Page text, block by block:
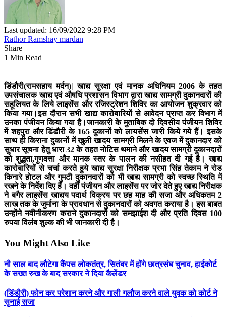
Last updated: 16/09/2022 9:28 PM
Rathor Ramshay mardan
Share
1 Min Read
डिंडौरी(रामसहाय मर्दन)|खाद्य सुरक्षा एवं मानक अधिनियम 2006 के तहत
उपसंचालक खाद्य एवं औषधि प्रशासन विभाग द्वारा खाद्य सामग्री दुकानदारों की
सहूलियत के लिये लाइसेंस और रजिस्ट्रेशन शिविर का आयोजन शुक्रवार को
किया गया।इस दौरान सभी खाद्य कारोबारियों से आवेदन प्राप्त कर विभाग में
उनका पंजीयन किया गया है।जानकारी के मुताबिक दो दिवसीय पंजीयन शिविर
में शहपुरा और डिंडौरी के 165 दुकानों को लायसेंस जारी किये गये हैं। इसके
साथ ही किराना दुकानों में खुली खादय सामग्री मिलने के एवज में दुकानदार को
सुधार सूचना हेतु धारा 32 के तहत नोटिस थमाने और खादय सामग्री दुकानदारों
को शुद्धता,गुणवत्ता और मानक स्तर के पालन की नसीहत दी गई है। खाद्य
कारोबारियों से चर्चा करते हुये खाद्य सुरक्षा निरीक्षक प्रभा सिंह तेकाम ने रोड
किनारे होटल और गुमटी दुकानदारों को भी खाद्य सामग्री को स्वच्छ स्थिति में
रखने के निर्देश दिए हैं। वहीं पंजीयन और लाइसेंस पर जोर देते हुए खाद्य निरीक्षक
ने बगैर लाइसेंस खाद्यय पदार्थ विक्रय पर छह माह की सजा और अधिकतम 2
लाख तक के जुर्माना के प्रावधान से दुकानदारों को अवगत कराया है। इस बाबत
उन्होंने नवीनीकरण कराने दुकानदारों को समझाईश दी और प्रति दिवस 100
रुपया विलंब शुल्क की भी जानकारी दी है।
You Might Also Like
नौ साल बाद लौटेगा कैंपस लोकतंत्र, सितंबर में होंगे छात्रसंघ चुनाव, हाईकोर्ट
के सख्त रुख के बाद सरकार ने दिया कैलेंडर
(डिंडौरी) फोन कर परेशान करने और गाली गलौज करने वाले युवक को कोर्ट ने
सुनाई सजा